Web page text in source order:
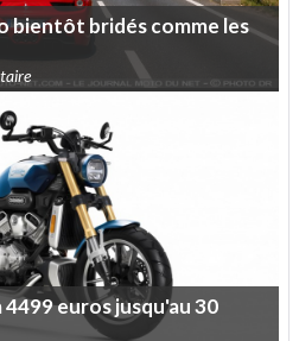
bientôt bridéscommeles
4499eurosjusqu'au30